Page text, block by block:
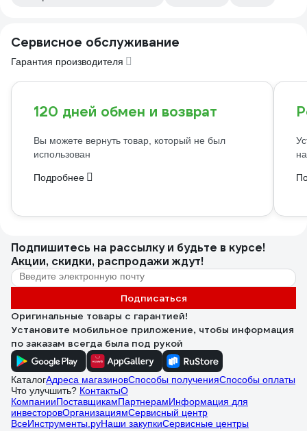
Сервисное обслуживание
Гарантия производителя
120 дней обмен и возврат
Вы можете вернуть товар, который не был
использован
Подробнее
Подпишитесь на рассылкуи будьте в курсе!
Акции, скидки, распродажи ждут!
Подписаться
Оригинальные товары с гарантией!
Установите мобильное приложение, чтобы информация
по заказам всегда была под рукой
КаталогАдреса магазиновСпособы полученияСпособы оплаты
Что улучшить? КонтактыО
КомпанииПоставщикамПартнерамИнформация для
инвесторовОрганизациямСервисный центр
ВсеИнструменты.руНаши закупкиСервисные центры